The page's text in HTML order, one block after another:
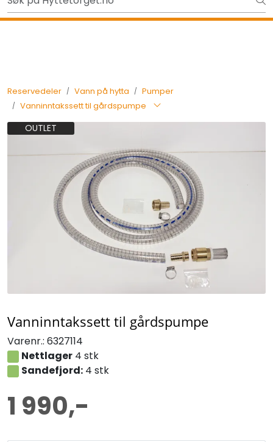
Skip to main contentUt på tur i sommer? Sjekk her først
Reservedeler Vann på hytta
Pumper
Vanninntakssett til gårdspumpe
OUTLET
Vanninntakssett til gårdspumpe
Varenr.: 6327114
Nettlager4 stk
Sandefjord:4 stk
1 990,-
Tilbake